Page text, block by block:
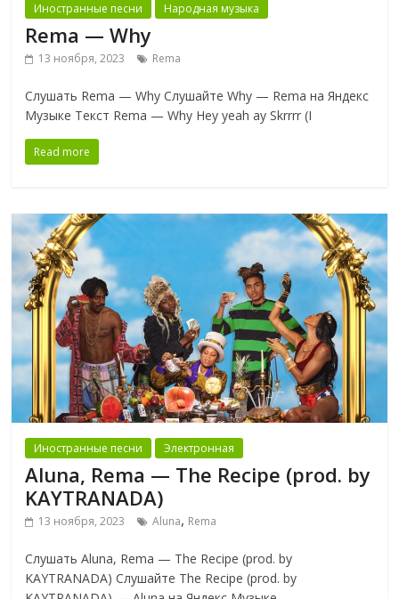
Иностранные песни Народная музыка
Rema — Why
13 ноября, 2023 Rema
Слушать Rema — Why Слушайте Why — Rema на Яндекс
Музыке Текст Rema — Why Hey yeah ay Skrrrr (I
Read more
Иностранные песни Электронная
Aluna, Rema — The Recipe (prod. by
KAYTRANADA)
13 ноября, 2023 Aluna, Rema
Слушать Aluna, Rema — The Recipe (prod. by
KAYTRANADA) Слушайте The Recipe (prod. by